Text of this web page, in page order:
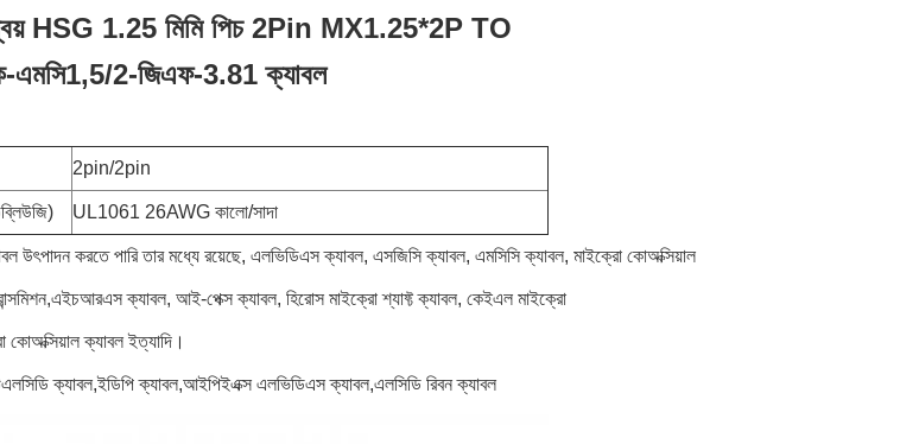
HSG 1.25 মিমি পিচ 2Pin MX1.25*2P TO
এমসি1,5/2-জিএফ-3.81 ক্যাবল
2pin/2pin
UL1061 26AWG কালো/সাদা
উৎপাদন করতে পারি তার মধ্যে রয়েছে, এলভিডিএস ক্যাবল, এসজিসি ক্যাবল, এমসিসি ক্যাবল, মাইক্রো কোঅক্সিয়াল
ক্যাবল, আই-পেক্স ক্যাবল, হিরোস মাইক্রো শ্যাফ্ট ক্যাবল, কেইএল মাইক্রো
ক্যাবল ইত্যাদি।
এলসিডি ক্যাবল,ইডিপি ক্যাবল,আইপিইএক্স এলভিডিএস ক্যাবল,এলসিডি রিবন ক্যাবল